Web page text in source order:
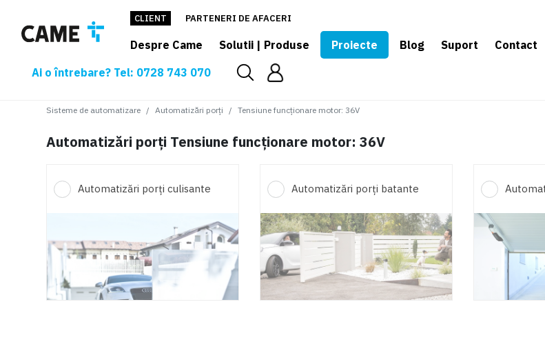
CLIENT PARTENERI DE AFACERI
Despre Came Solutii | Produse Proiecte Blog Suport Contact
Ai o întrebare? Tel: 0728 743 070
Sisteme de automatizare Automatizări porți Tensiune funcționare motor:36V
Automatizări porți Tensiune funcționare motor: 36V
Automatizări porți culisante Automatizări porți batante